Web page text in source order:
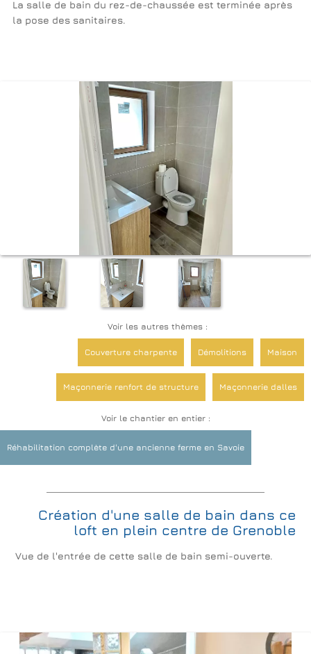
Voir le chantier en entier :
Réhabilitation complète d'une ancienne ferme en Savoie
Voir les autres thèmes :
Maison
Démolitions
Couverture charpente
Maçonnerie dalles
Maçonnerie renfort de structure
Maçonnerie créations d'ouvertures
Façades et balcons
Menuiseries extérieures, galandages et veranda
Platrerie Isolation
Rénovations de sols
Décoration Revêtements Peinture
La salle de bain du rez-de-chaussée est terminée après
la pose des sanitaires.
Création d'une salle de bain dans ce
loft en plein centre de Grenoble
Vue de l'entrée de cette salle de bain semi-ouverte.